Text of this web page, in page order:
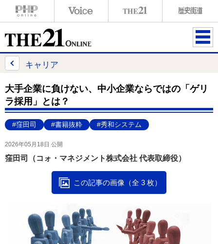
ME
キャリア
大手企業に負けない、中小企業ならではの「ゲリ
ラ採用」とは？
#窪田司 #書籍抜粋 #秀和システム
2026年05月18日 公開
窪田司（コォ・マネジメント株式会社 代表取締役）
この記事の画像（全 3 枚）